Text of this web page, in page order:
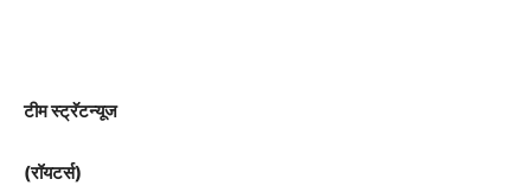
टीम स्ट्रॅटन्यूज
(रॉयटर्स)